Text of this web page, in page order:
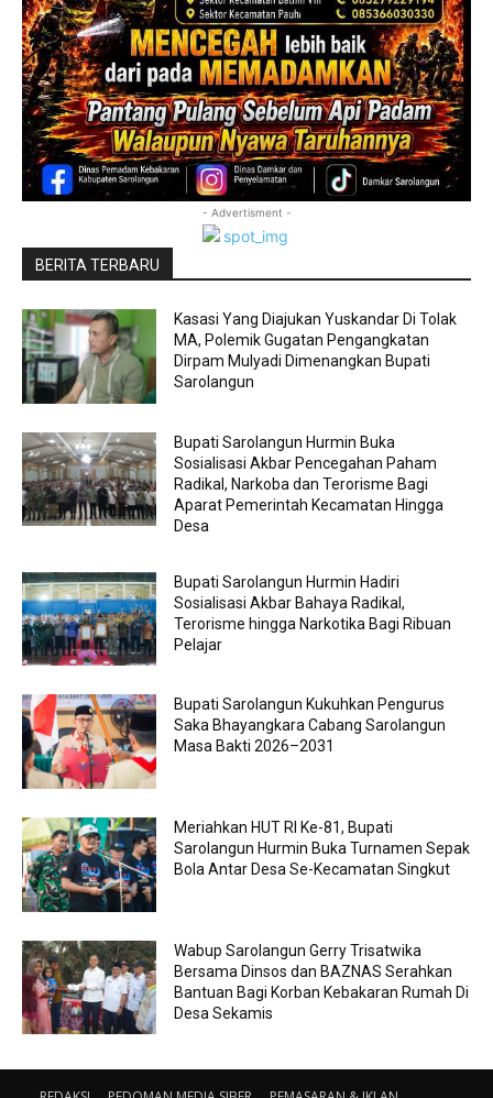
- Advertisment -
BERITA TERBARU
Kasasi Yang Diajukan Yuskandar Di Tolak
MA, Polemik Gugatan Pengangkatan
Dirpam Mulyadi Dimenangkan Bupati
Sarolangun
Bupati Sarolangun Hurmin Buka
Sosialisasi Akbar Pencegahan Paham
Radikal, Narkoba dan Terorisme Bagi
Aparat Pemerintah Kecamatan Hingga
Desa
Bupati Sarolangun Hurmin Hadiri
Sosialisasi Akbar Bahaya Radikal,
Terorisme hingga Narkotika Bagi Ribuan
Pelajar
Bupati Sarolangun Kukuhkan Pengurus
Saka Bhayangkara Cabang Sarolangun
Masa Bakti 2026–2031
Meriahkan HUT RI Ke-81, Bupati
Sarolangun Hurmin Buka Turnamen Sepak
Bola Antar Desa Se-Kecamatan Singkut
Wabup Sarolangun Gerry Trisatwika
Bersama Dinsos dan BAZNAS Serahkan
Bantuan Bagi Korban Kebakaran Rumah Di
Desa Sekamis